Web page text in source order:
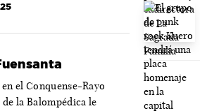
el Conquense-Rayo
la Balompédica le